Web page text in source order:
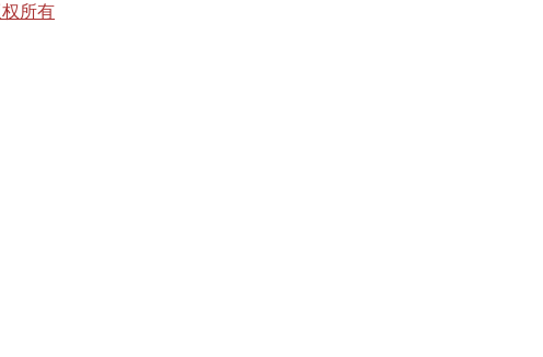
所有